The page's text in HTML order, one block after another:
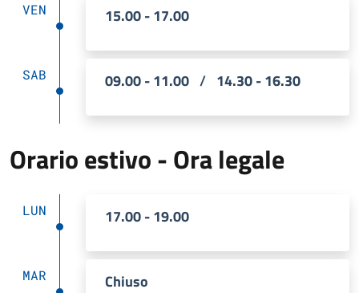
VEN 15.00 - 17.00
SAB 09.00 - 11.00 / 14.30 - 16.30
Orario estivo - Ora legale
LUN 17.00 - 19.00
MAR Chiuso